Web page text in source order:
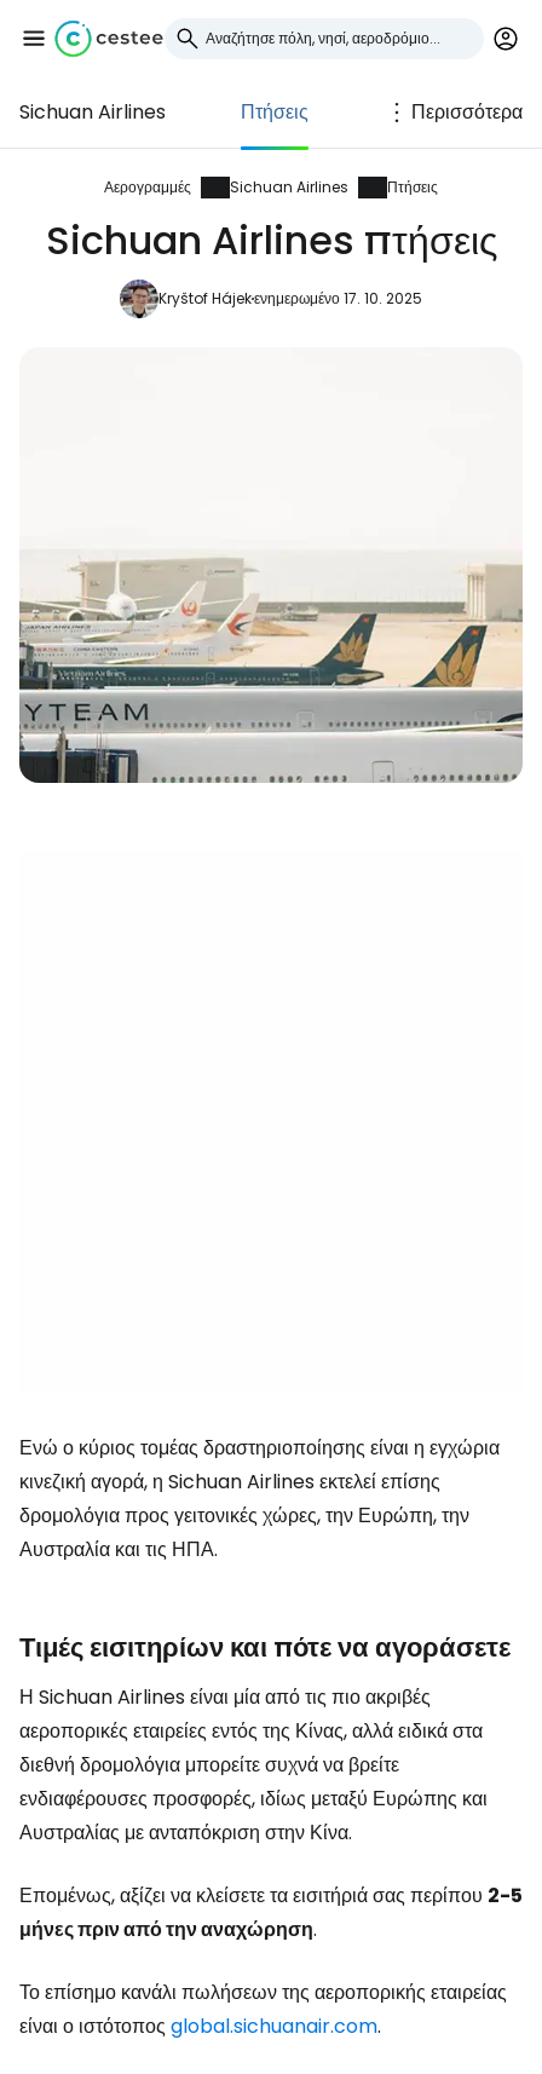
Sichuan Airlines Πτήσεις Περισσότερα
Αερογραμμές Sichuan Airlines Πτήσεις
Sichuan Airlines πτήσεις
Kryštof Hájekενημερωμένο 17. 10. 2025
Ενώ ο κύριος τομέας δραστηριοποίησης είναι η εγχώρια
κινεζική αγορά, η Sichuan Airlines εκτελεί επίσης
δρομολόγια προς γειτονικές χώρες, την Ευρώπη, την
Αυστραλία και τις ΗΠΑ.
Τιμές εισιτηρίων και πότε να αγοράσετε
Η Sichuan Airlines είναι μία από τις πιο ακριβές
αεροπορικές εταιρείες εντός της Κίνας, αλλά ειδικά στα
διεθνή δρομολόγια μπορείτε συχνά να βρείτε
ενδιαφέρουσες προσφορές, ιδίως μεταξύ Ευρώπης και
Αυστραλίας με ανταπόκριση στην Κίνα.
Επομένως, αξίζει να κλείσετε τα εισιτήριά σας περίπου 2-5
μήνες πριν από την αναχώρηση.
Το επίσημο κανάλι πωλήσεων της αεροπορικής εταιρείας
είναι ο ιστότοπος global.sichuanair.com.
Συνδεθείτε στο Cestee
... η παγκόσμια ταξιδιωτική κοινότητα